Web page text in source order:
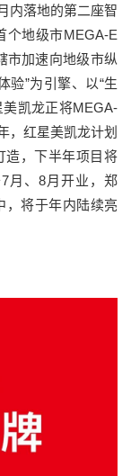
内落地的第二座智
个地级市MEGA-E
市加速向地级市纵
验”为引擎、以“生
美凯龙正将MEGA-
，红星美凯龙计划
造，下半年项目将
月、8月开业，郑
，将于年内陆续亮